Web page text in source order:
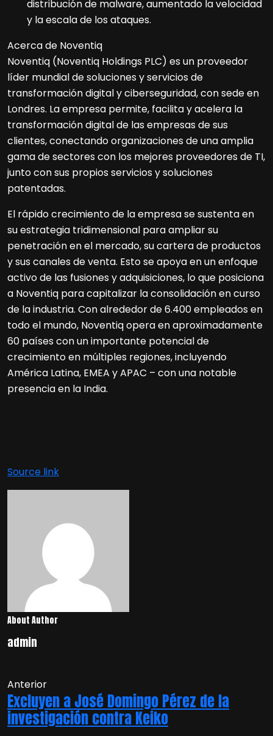
distribución de malware, aumentado la velocidad
y la escala de los ataques.
Acerca de Noventiq
Noventiq (Noventiq Holdings PLC) es un proveedor
líder mundial de soluciones y servicios de
transformación digital y ciberseguridad, con sede en
Londres. La empresa permite, facilita y acelera la
transformación digital de las empresas de sus
clientes, conectando organizaciones de una amplia
gama de sectores con los mejores proveedores de TI,
junto con sus propios servicios y soluciones
patentadas.
El rápido crecimiento de la empresa se sustenta en
su estrategia tridimensional para ampliar su
penetración en el mercado, su cartera de productos
y sus canales de venta. Esto se apoya en un enfoque
activo de las fusiones y adquisiciones, lo que posiciona
a Noventiq para capitalizar la consolidación en curso
de la industria. Con alrededor de 6.400 empleados en
todo el mundo, Noventiq opera en aproximadamente
60 países con un importante potencial de
crecimiento en múltiples regiones, incluyendo
América Latina, EMEA y APAC – con una notable
presencia en la India.
de
entradas
Source link
About Author
admin
Anterior
Excluyen a José Domingo Pérez de la
investigación contra Keiko